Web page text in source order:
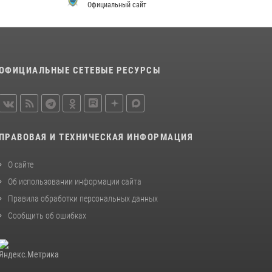
просветительской лекции
Росгвардии
Сотрудники Росгвардии обеспечили
профмастерства в Саранске
Официальный сайт
СЕТЕВЫЕ РЕСУРСЫ
ПРАВОВАЯ И ТЕХНИЧЕСКАЯ ИНФОРМАЦИЯ
О сайте
Об использовании информации сайта
Правила обработки персональных данных
Сообщить об ошибках